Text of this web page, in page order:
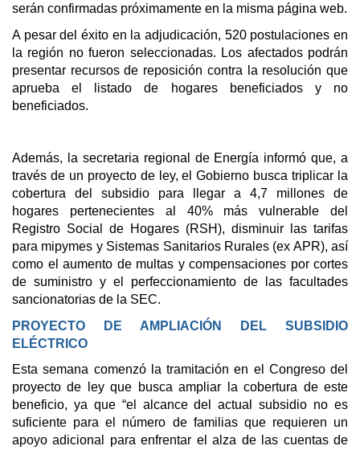
serán confirmadas próximamente en la misma página web.
A pesar del éxito en la adjudicación, 520 postulaciones en
la región no fueron seleccionadas. Los afectados podrán
presentar recursos de reposición contra la resolución que
aprueba el listado de hogares beneficiados y no
beneficiados.
Además, la secretaria regional de Energía informó que, a
través de un proyecto de ley, el Gobierno busca triplicar la
cobertura del subsidio para llegar a 4,7 millones de
hogares pertenecientes al 40% más vulnerable del
Registro Social de Hogares (RSH), disminuir las tarifas
para mipymes y Sistemas Sanitarios Rurales (ex APR), así
como el aumento de multas y compensaciones por cortes
de suministro y el perfeccionamiento de las facultades
sancionatorias de la SEC.
PROYECTO DE AMPLIACIÓN DEL SUBSIDIO
ELÉCTRICO
Esta semana comenzó la tramitación en el Congreso del
proyecto de ley que busca ampliar la cobertura de este
beneficio, ya que “el alcance del actual subsidio no es
suficiente para el número de familias que requieren un
apoyo adicional para enfrentar el alza de las cuentas de